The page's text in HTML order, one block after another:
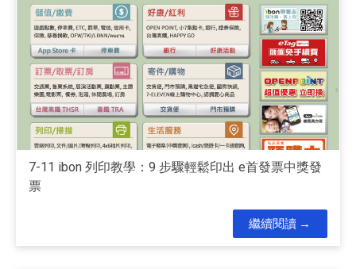
7-11 ibon 列印教學：9 步驟輕鬆印出 e首發票中獎發
票
繼續閱讀